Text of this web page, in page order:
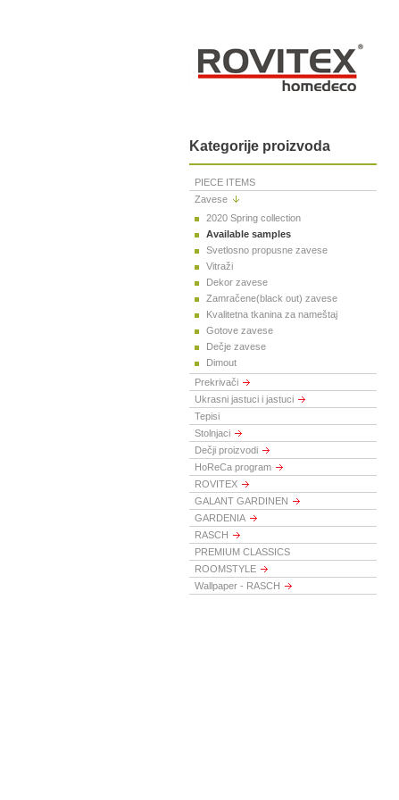
Kategorije proizvoda
PIECE ITEMS
Zavese
2020 Spring collection
Available samples
Svetlosno propusne zavese
Vitraži
Dekor zavese
Zamračene(black out) zavese
Kvalitetna tkanina za nameštaj
Gotove zavese
Dečje zavese
Dimout
Prekrivači
Ukrasni jastuci i jastuci
Tepisi
Stolnjaci
Dečji proizvodi
HoReCa program
ROVITEX
GALANT GARDINEN
GARDENIA
RASCH
PREMIUM CLASSICS
ROOMSTYLE
Wallpaper - RASCH